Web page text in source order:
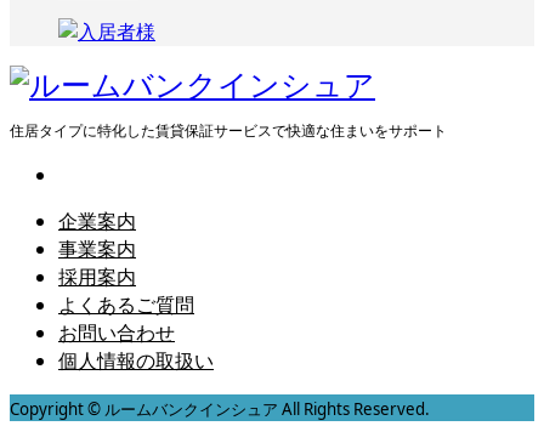
住居タイプに特化した賃貸保証サービスで快適な住まいをサポート
企業案内
事業案内
採用案内
よくあるご質問
お問い合わせ
個人情報の取扱い
Copyright © ルームバンクインシュア All Rights Reserved.